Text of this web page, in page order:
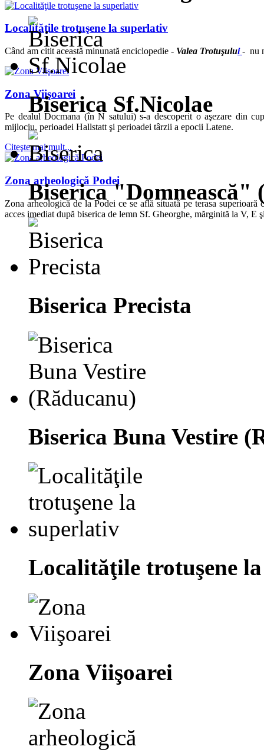
Localităţile trotuşene la superlativ
Când am citit această minunată enciclopedie - Valea Trotuşului - nu
Zona Viişoarei
Pe dealul Docmana (în N satului) s-a descoperit o aşezare din
mijlociu, perioadei Hallstatt şi perioadei târzii a epocii Latene.
Citeşte mai mult...
Zona arheologică Podei
Zona arheologică de la Podei ce se află situată pe terasa
acces imediat după biserica de lemn Sf. Gheorghe, mărginită la V,
Biserica Sf.Nicolae
Biserica "Domnească"
Biserica Precista
Biserica Buna Vestire
Localităţile trotuşene
Zona Viişoarei